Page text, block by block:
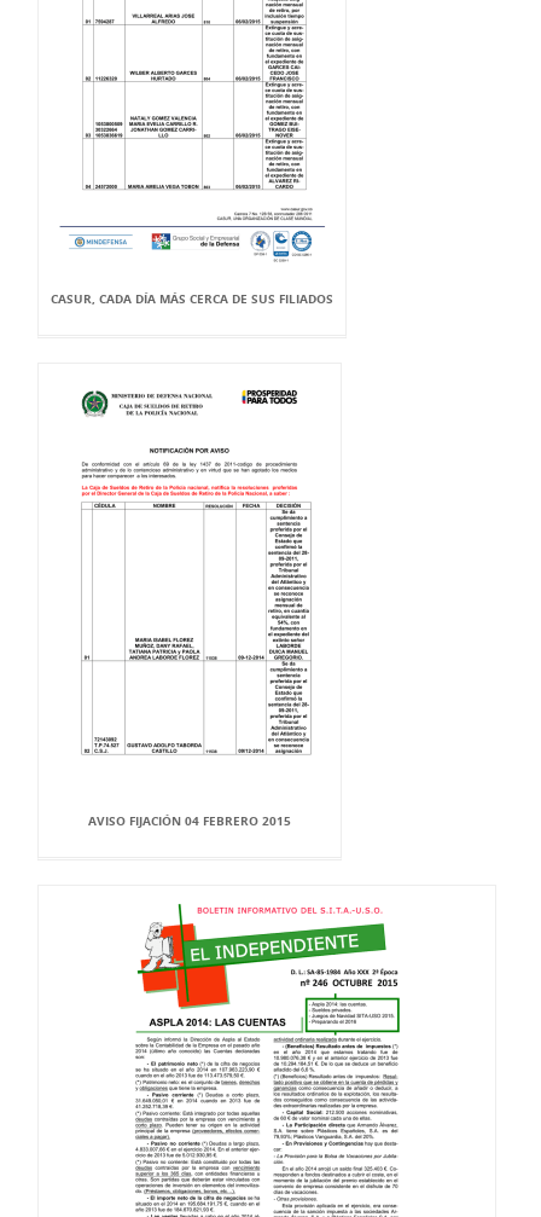
CASUR, CADA DÍA MÁS CERCA DE SUS FILIADOS
AVISO FIJACIÓN 04 FEBRERO 2015